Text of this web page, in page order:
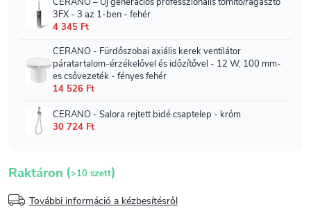
Raktáron (>10 szett)
További információ a kézbesítésről